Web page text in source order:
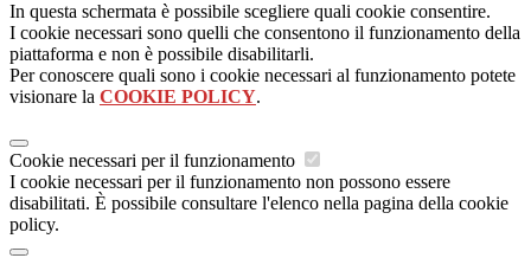
In questa schermata è possibile scegliere quali cookie consentire.
I cookie necessari sono quelli che consentono il funzionamento della
piattaforma e non è possibile disabilitarli.
Per conoscere quali sono i cookie necessari al funzionamento potete
visionare la COOKIE POLICY.
Cookie necessari per il funzionamento
I cookie necessari per il funzionamento non possono essere
disabilitati. È possibile consultare l'elenco nella pagina della cookie
policy.